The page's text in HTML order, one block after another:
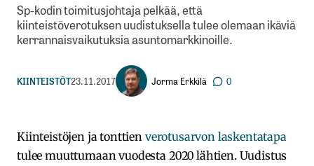
Sp-kodin toimitusjohtaja pelkää, että
kiinteistöverotuksen uudistuksella tulee olemaan ikäviä
kerrannaisvaikutuksia asuntomarkkinoille.
KIINTEISTÖT23.11.2017 Jorma Erkkilä 0
Kiinteistöjen ja tonttien verotusarvon laskentatapa
tulee muuttumaan vuodesta 2020 lähtien. Uudistus